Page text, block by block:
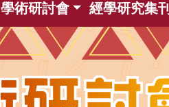
學術研討會 經學研究集刊